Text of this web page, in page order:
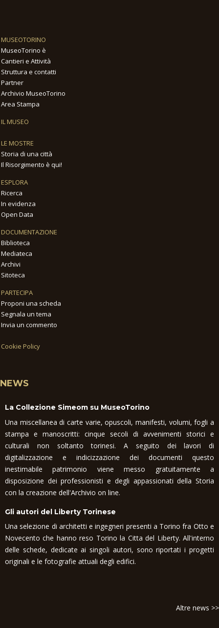
MUSEOTORINO
MuseoTorino è
Cantieri e Attività
Struttura e contatti
Partner
Archivio MuseoTorino
Area Stampa
IL MUSEO
LE MOSTRE
Storia di una città
Il Risorgimento è qui!
ESPLORA
Ricerca
In evidenza
Open Data
DOCUMENTAZIONE
Biblioteca
Mediateca
Archivi
Sitoteca
PARTECIPA
Proponi una scheda
Segnala un tema
Invia un commento
Cookie Policy
NEWS
La Collezione Simeom su MuseoTorino
Una miscellanea di carte varie, opuscoli, manifesti, volumi, fogli a
stampa e manoscritti: cinque secoli di avvenimenti storici e
culturali non soltanto torinesi. A seguito dei lavori di
digitalizzazione e indicizzazione dei documenti questo
inestimabile patrimonio viene messo gratuitamente a
disposizione dei professionisti e degli appassionati della Storia
con la creazione dell'Archivio on line.
Gli autori del Liberty Torinese
Una selezione di architetti e ingegneri presenti a Torino fra Otto e
Novecento che hanno reso Torino la Citta del Liberty. All'interno
delle schede, dedicate ai singoli autori, sono riportati i progetti
originali e le fotografie attuali degli edifici.
Altre news >>